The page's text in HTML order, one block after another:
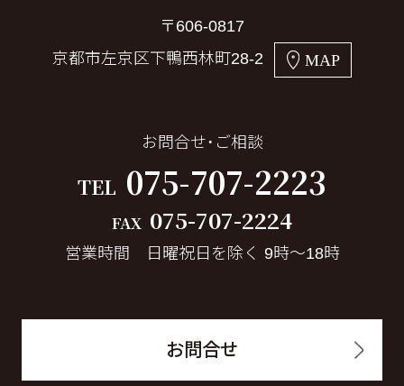
〒606-0817
京都市左京区下鴨西林町28-2
MAP
お問合せ・ご相談
TEL 075-707-2223
FAX 075-707-2224
営業時間 日曜祝日を除く 9時～18時
お問合せ